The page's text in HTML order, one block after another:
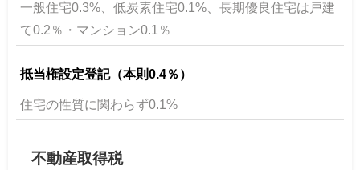
一般住宅0.3%、低炭素住宅0.1%、長期優良住宅は戸建
て0.2％・マンション0.1％
抵当権設定登記（本則0.4％）
住宅の性質に関わらず0.1%
不動産取得税